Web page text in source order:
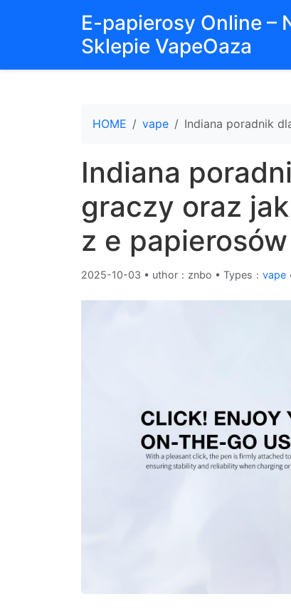
E-papierosy Online –
Sklepie VapeOaza
HOME vape Indiana poradnik
Indiana
graczy oraz
z e papierosów
2025-10-03 • uthor：znbo • Types： vape